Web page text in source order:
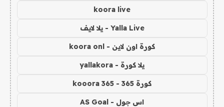
koora live
Yalla Live - يلا لايف
كورة اون لاين - koora onl
يلا كورة - yallakora
كورة 365 - kooora 365
اس جول - AS Goal